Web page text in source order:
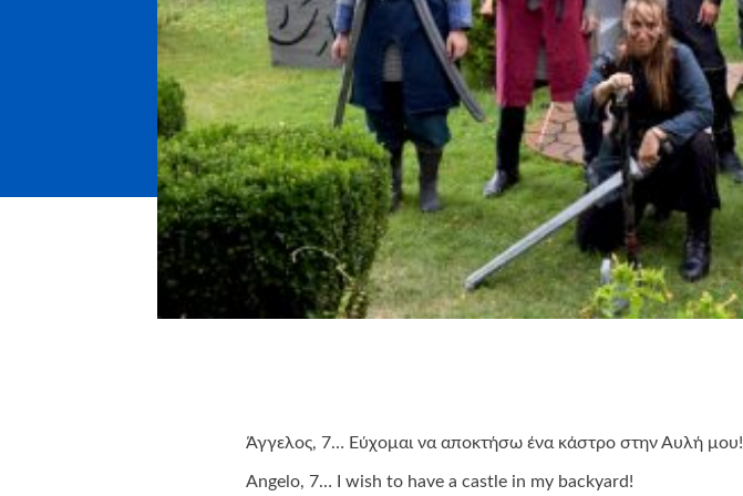
Άγγελος, 7… Εύχομαι να αποκτήσω ένα κάστρο στην Αυλή μου!
Angelo, 7… I wish to have a castle in my backyard!